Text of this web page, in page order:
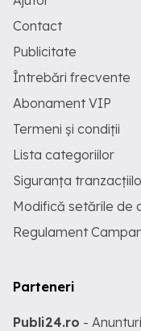
Contact
Publicitate
Întrebări frecvente
Abonament VIP
Termeni și condiții
Lista categoriilor
Siguranța
Modifică setările de
Regulament
Parteneri
Publi24.ro -